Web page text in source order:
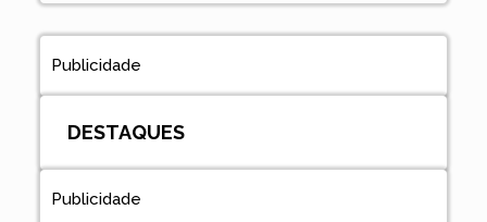
Publicidade
DESTAQUES
Publicidade